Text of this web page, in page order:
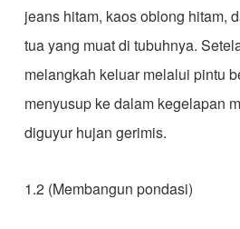
jeans hitam, kaos oblong hitam,
tua yang muat di tubuhnya.
melangkah keluar melalui pintu
menyusup ke dalam kegelapan
diguyur hujan gerimis.
1.2 (Membangun pondasi)